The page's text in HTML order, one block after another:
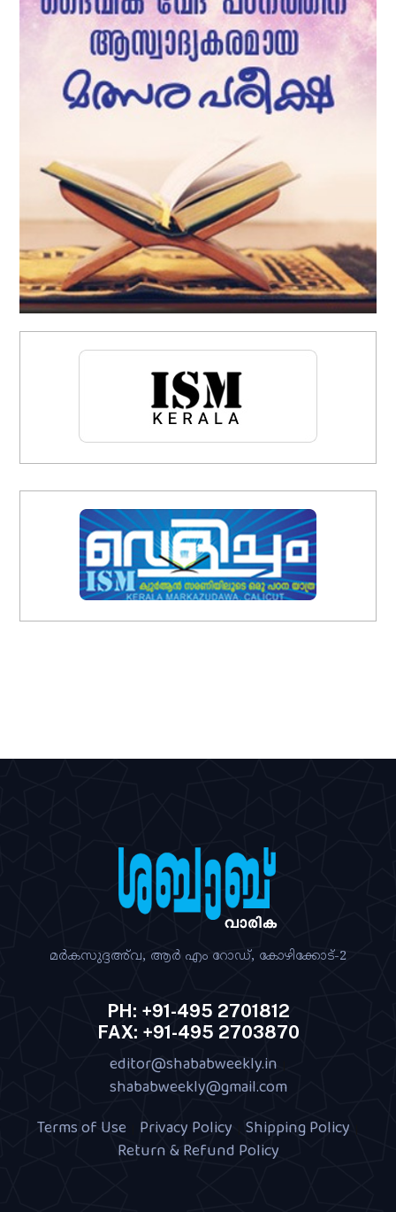
മര്‍കസുദ്ദഅ്‌വ, ആര്‍ എം റോഡ്‌, കോഴിക്കോട്‌-2
PH: +91-495 2701812
FAX: +91-495 2703870
editor@shababweekly.in
shababweekly@gmail.com
Terms of Use
Privacy Policy Shipping Policy
Return & Refund Policy